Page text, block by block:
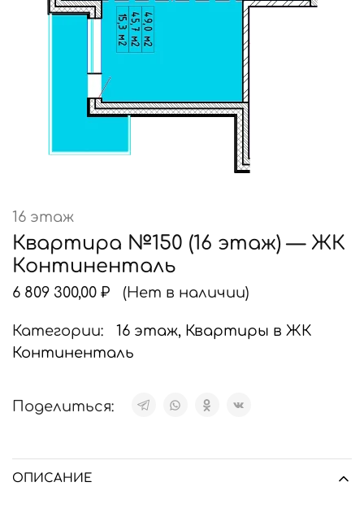
16 этаж
Квартира №150 (16 этаж) — ЖК
Континенталь
6 809 300,00 ₽ (Нет в наличии)
Категории: 16 этаж, Квартиры в ЖК
Континенталь
Поделиться:
ОПИСАНИЕ